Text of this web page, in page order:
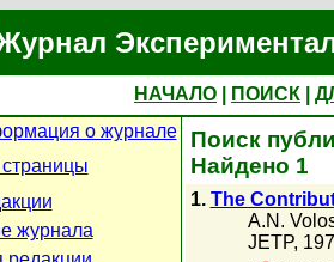
НАЧАЛО ПОИСК
о журнале
журнала
Поиск
Найдено 1
1. The
A.N.
JETP,